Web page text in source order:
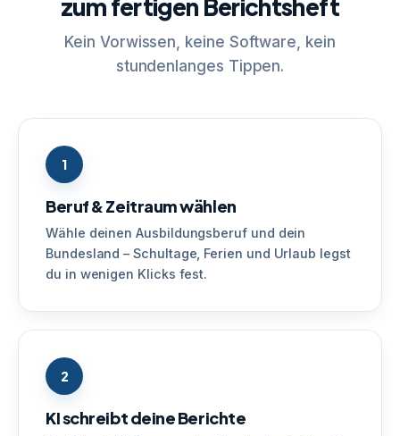
zum fertigen Berichtsheft
Kein Vorwissen, keine Software, kein
stundenlanges Tippen.
1
Beruf & Zeitraum wählen
Wähle deinen Ausbildungsberuf und dein
Bundesland – Schultage, Ferien und Urlaub legst
du in wenigen Klicks fest.
2
KI schreibt deine Berichte